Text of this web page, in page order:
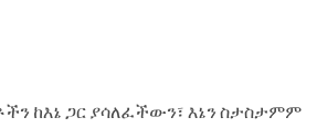
ከእኔ ጋር ያሳለፈችውን፣ እኔን ስታስታምም